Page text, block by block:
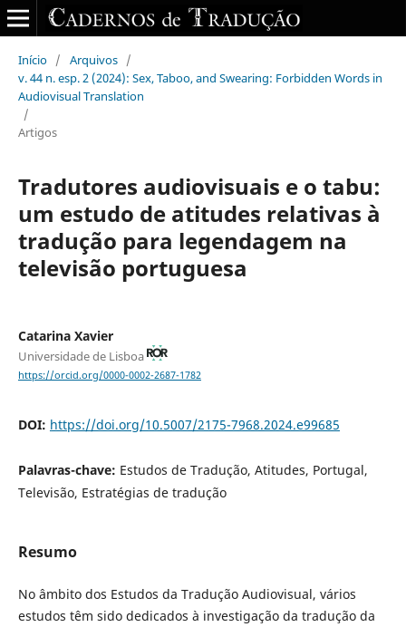
Início / Arquivos /
v. 44 n. esp. 2 (2024): Sex, Taboo, and Swearing: Forbidden Words in
Audiovisual Translation
/
Artigos
Tradutores audiovisuais e o tabu:
um estudo de atitudes relativas à
tradução para legendagem na
televisão portuguesa
Catarina Xavier
Universidade de Lisboa
https://orcid.org/0000-0002-2687-1782
DOI: https://doi.org/10.5007/2175-7968.2024.e99685
Palavras-chave: Estudos de Tradução, Atitudes, Portugal,
Televisão, Estratégias de tradução
Resumo
No âmbito dos Estudos da Tradução Audiovisual, vários
estudos têm sido dedicados à investigação da tradução da